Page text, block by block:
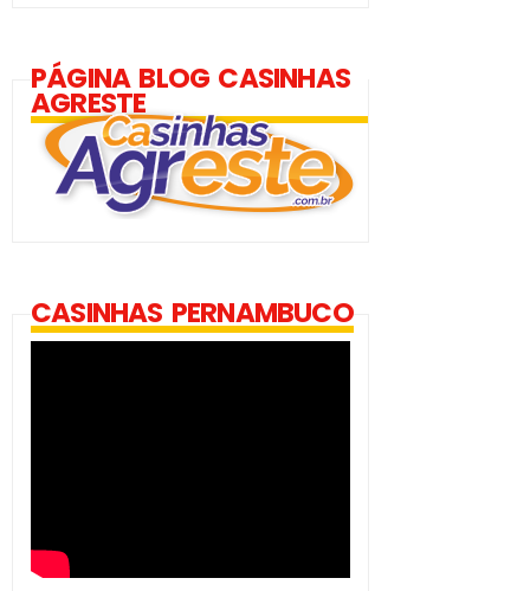
PÁGINA BLOG CASINHAS
AGRESTE
CASINHAS PERNAMBUCO